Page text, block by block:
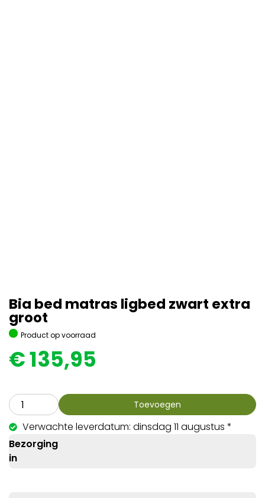
Bia bed matras ligbed zwart extra
groot
Product op voorraad
€135,95
Toevoegen
Verwachte leverdatum: dinsdag 11 augustus *
Bezorging
in